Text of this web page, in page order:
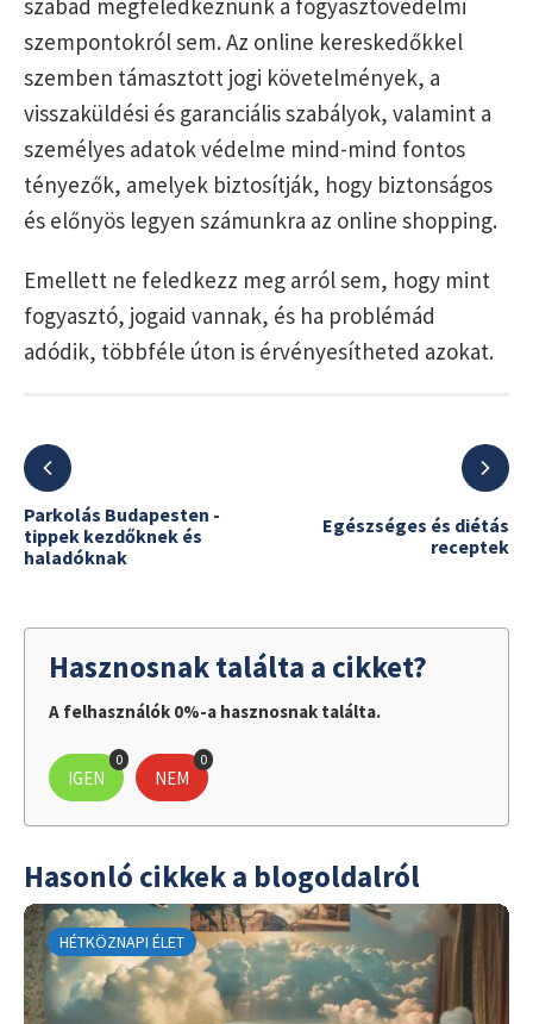
szabad megfeledkeznünk a fogyasztóvédelmi
szempontokról sem. Az online kereskedőkkel
szemben támasztott jogi követelmények, a
visszaküldési és garanciális szabályok, valamint a
személyes adatok védelme mind-mind fontos
tényezők, amelyek biztosítják, hogy biztonságos
és előnyös legyen számunkra az online shopping.
Emellett ne feledkezz meg arról sem, hogy mint
fogyasztó, jogaid vannak, és ha problémád
adódik, többféle úton is érvényesítheted azokat.
Parkolás Budapesten -
tippek kezdőknek és
haladóknak
Egészséges és diétás
receptek
Hasznosnak találta a cikket?
A felhasználók 0%-a hasznosnak találta.
IGEN
0
NEM
0
Hasonló cikkek a blogoldalról
HÉTKÖZNAPI ÉLET